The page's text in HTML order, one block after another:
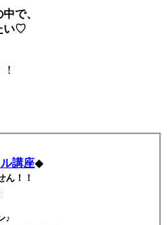
で、
い♡
講座◆
ん！！
♪